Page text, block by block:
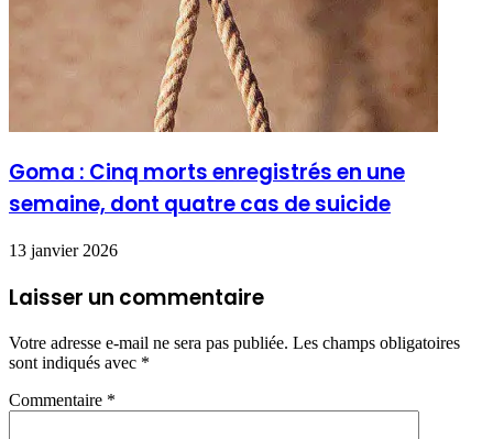
Goma : Cinq morts enregistrés en une
semaine, dont quatre cas de suicide
13 janvier 2026
Laisser un commentaire
Votre adresse e-mail ne sera pas publiée. Les champs obligatoires
sont indiqués avec *
Commentaire *